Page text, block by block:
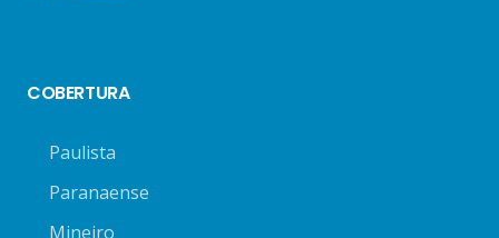
COBERTURA
Paulista
Paranaense
Mineiro